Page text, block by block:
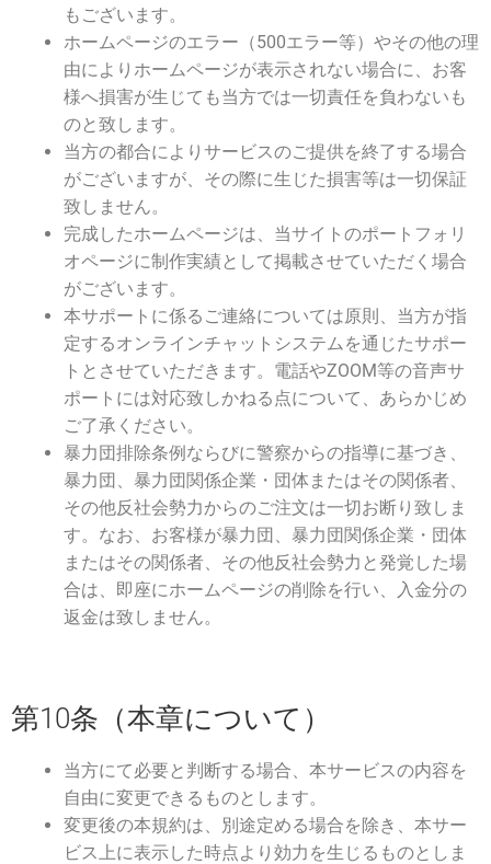
もございます。
ホームページのエラー（500エラー等）やその他の理
由によりホームページが表示されない場合に、お客
様へ損害が生じても当方では一切責任を負わないも
のと致します。
当方の都合によりサービスのご提供を終了する場合
がございますが、その際に生じた損害等は一切保証
致しません。
完成したホームページは、当サイトのポートフォリ
オページに制作実績として掲載させていただく場合
がございます。
本サポートに係るご連絡については原則、当方が指
定するオンラインチャットシステムを通じたサポー
トとさせていただきます。電話やZOOM等の音声サ
ポートには対応致しかねる点について、あらかじめ
ご了承ください。
暴力団排除条例ならびに警察からの指導に基づき、
暴力団、暴力団関係企業・団体またはその関係者、
その他反社会勢力からのご注文は一切お断り致しま
す。なお、お客様が暴力団、暴力団関係企業・団体
またはその関係者、その他反社会勢力と発覚した場
合は、即座にホームページの削除を行い、入金分の
返金は致しません。
第10条（本章について）
当方にて必要と判断する場合、本サービスの内容を
自由に変更できるものとします。
変更後の本規約は、別途定める場合を除き、本サー
ビス上に表示した時点より効力を生じるものとしま